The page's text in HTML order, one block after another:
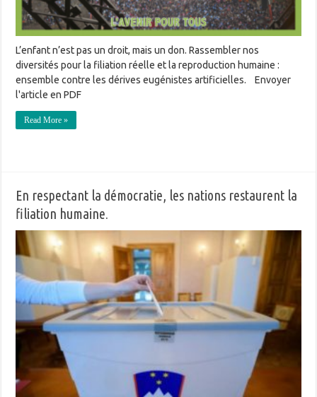
L’enfant n’est pas un droit, mais un don. Rassembler nos
diversités pour la filiation réelle et la reproduction humaine :
ensemble contre les dérives eugénistes artificielles. Envoyer
l'article en PDF
Read More »
En respectant la démocratie, les nations restaurent la
filiation humaine.